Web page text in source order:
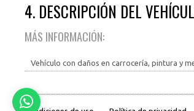
4. DESCRIPCIÓN DEL
MÁS INFORMACIÓN:
Vehículo con daños en carrocería, pintura y